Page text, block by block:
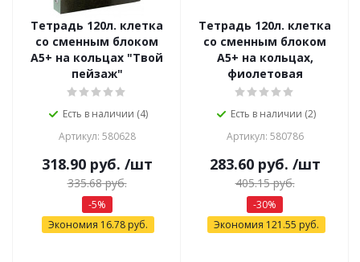
Тетрадь 120л. клетка
со сменным блоком
А5+ на кольцах "Твой
пейзаж"
Есть в наличии (4)
Артикул: 580628
318.90руб. /шт
335.68руб.
-5%
Экономия 16.78 руб.
Тетрадь 120л. клетка
со сменным блоком
А5+ на кольцах,
фиолетовая
Есть в наличии (2)
Артикул: 580786
283.60руб. /шт
405.15руб.
-30%
Экономия 121.55 руб.